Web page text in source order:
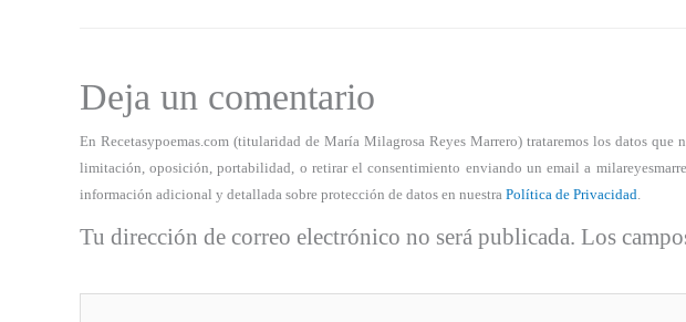
Deja un comentario
En Recetasypoemas.com (titularidad de María Milagrosa Reyes Marrero) trataremos los datos
limitación, oposición, portabilidad, o retirar el consentimiento enviando un email a
información adicional y detallada sobre protección de datos en nuestra Política de Privacidad.
Tu dirección de correo electrónico no será publicada. Los